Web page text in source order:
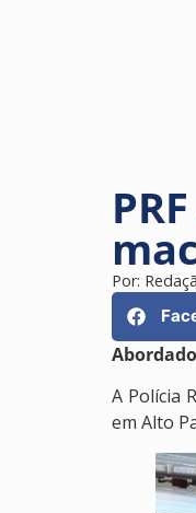
Por:
A Polícia
em Alto